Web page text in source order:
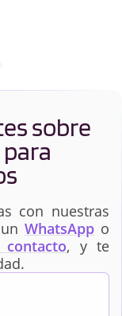
sobre
con nuestras
WhatsAppo
, y te